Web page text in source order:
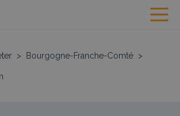
> Bourgogne-Franche-Comté >